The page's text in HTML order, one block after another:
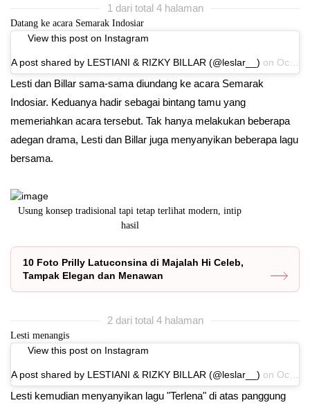
1 dari total 4 halaman
Datang ke acara Semarak Indosiar
View this post on Instagram
A post shared by LESTIANI & RIZKY BILLAR (@leslar__) on Oct 31, 2020 at 6:47am PDT
Lesti dan Billar sama-sama diundang ke acara Semarak
Indosiar. Keduanya hadir sebagai bintang tamu yang
memeriahkan acara tersebut. Tak hanya melakukan beberapa
adegan drama, Lesti dan Billar juga menyanyikan beberapa lagu
bersama.
Usung konsep tradisional tapi tetap terlihat modern, intip
hasil
10 Foto Prilly Latuconsina di Majalah Hi Celeb,
Tampak Elegan dan Menawan
2 dari total 4 halaman
Lesti menangis
View this post on Instagram
A post shared by LESTIANI & RIZKY BILLAR (@leslar__) on Oct 31, 2020 at 9:26am PDT
Lesti kemudian menyanyikan lagu "Terlena" di atas panggung